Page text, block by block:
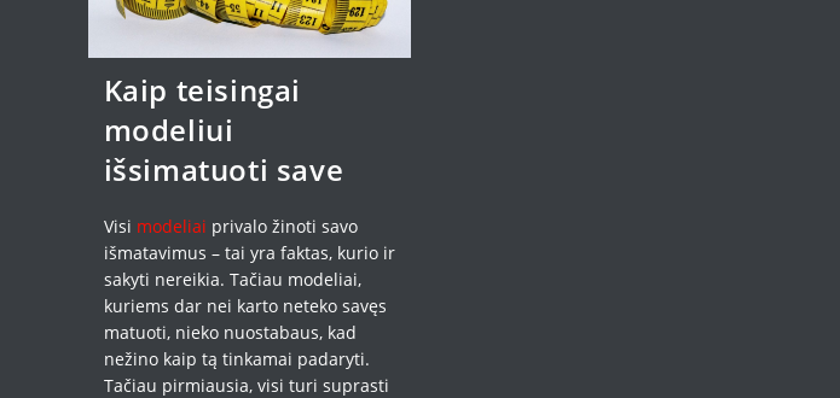
Kaip teisingai
modeliui
išsimatuoti save
Visi modeliai privalo žinoti savo
išmatavimus – tai yra faktas, kurio ir
sakyti nereikia. Tačiau modeliai,
kuriems dar nei karto neteko savęs
matuoti, nieko nuostabaus, kad
nežino kaip tą tinkamai padaryti.
Tačiau pirmiausia, visi turi suprasti